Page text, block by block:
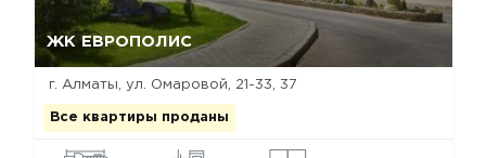
ЖК ЕВРОПОЛИС
г. Алматы, ул. Омаровой, 21-33, 37
Все квартиры проданы
Да, удалить